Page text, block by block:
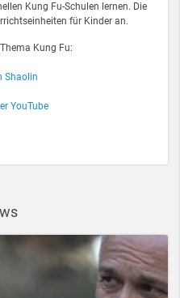
Kung Fu-Schulen lernen. Die
für Kinder an.
Kung Fu:
Shaolin
YouTube